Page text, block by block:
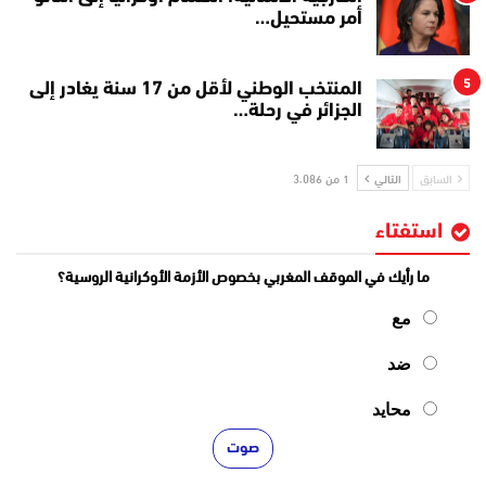
أمر مستحيل…
5
المنتخب الوطني لأقل من 17 سنة يغادر إلى
الجزائر في رحلة…
السابق التالي 1 من 3٬086
استفتاء
ما رأيك في الموقف المغربي بخصوص الأزمة الأوكرانية الروسية؟
مع
ضد
محايد